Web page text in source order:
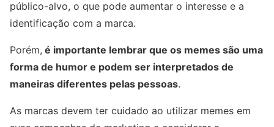
público-alvo, o que pode aumentar o interesse e a
identificação com a marca.
Porém, é importante lembrar que os memes são uma
forma de humor e podem ser interpretados de
maneiras diferentes pelas pessoas.
As marcas devem ter cuidado ao utilizar memes em